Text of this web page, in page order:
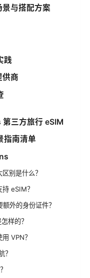
与搭配方案
践
供商
三方旅行 eSIM
指南清单
别是什么？
eSIM？
外的身份证件？
样的？
VPN？
？